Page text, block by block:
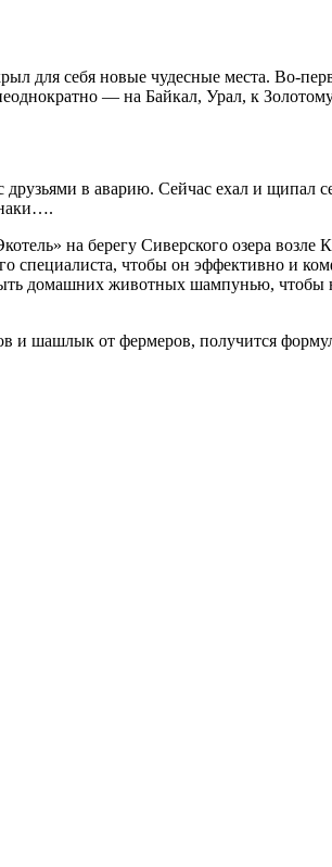
для себя новые чудесные места. Во-
— на Байкал, Урал, к
друзьями в аварию. Сейчас ехал и
на берегу Сиверского озера
специалиста, чтобы он эффективно и
домашних животных шампунью, чтобы
и шашлык от фермеров, получится